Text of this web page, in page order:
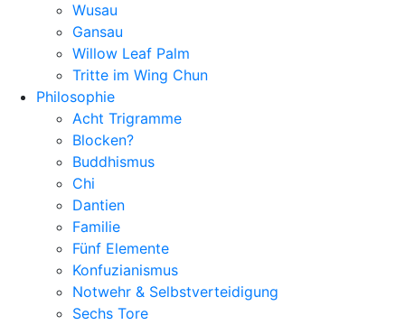
Wusau
Gansau
Willow Leaf Palm
Tritte im Wing Chun
Philosophie
Acht Trigramme
Blocken?
Buddhismus
Chi
Dantien
Familie
Fünf Elemente
Konfuzianismus
Notwehr & Selbstverteidigung
Sechs Tore